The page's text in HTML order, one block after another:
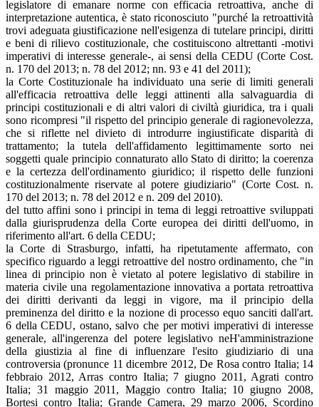
legislatore di emanare norme con efficacia retroattiva, anche di
interpretazione autentica, è stato riconosciuto "purché la retroattività
trovi adeguata giustificazione nell'esigenza di tutelare principi, diritti
e beni di rilievo costituzionale, che costituiscono altrettanti -motivi
imperativi di interesse generale-, ai sensi della CEDU (Corte Cost.
n. 170 del 2013; n. 78 del 2012; nn. 93 e 41 del 2011);
la Corte Costituzionale ha individuato una serie di limiti generali
all'efficacia retroattiva delle leggi attinenti alla salvaguardia di
principi costituzionali e di altri valori di civiltà giuridica, tra i quali
sono ricompresi "il rispetto del principio generale di ragionevolezza,
che si riflette nel divieto di introdurre ingiustificate disparità di
trattamento; la tutela dell'affidamento legittimamente sorto nei
soggetti quale principio connaturato allo Stato di diritto; la coerenza
e la certezza dell'ordinamento giuridico; il rispetto delle funzioni
costituzionalmente riservate al potere giudiziario" (Corte Cost. n.
170 del 2013; n. 78 del 2012 e n. 209 del 2010).
del tutto affini sono i principi in tema di leggi retroattive sviluppati
dalla giurisprudenza della Corte europea dei diritti dell'uomo, in
riferimento all'art. 6 della CEDU;
la Corte di Strasburgo, infatti, ha ripetutamente affermato, con
specifico riguardo a leggi retroattive del nostro ordinamento, che "in
linea di principio non è vietato al potere legislativo di stabilire in
materia civile una regolamentazione innovativa a portata retroattiva
dei diritti derivanti da leggi in vigore, ma il principio della
preminenza del diritto e la nozione di processo equo sanciti dall'art.
6 della CEDU, ostano, salvo che per motivi imperativi di interesse
generale, all'ingerenza del potere legislativo neH'amministrazione
della giustizia al fine di influenzare l'esito giudiziario di una
controversia (pronunce 11 dicembre 2012, De Rosa contro Italia; 14
febbraio 2012, Arras contro Italia; 7 giugno 2011, Agrati contro
Italia; 31 maggio 2011, Maggio contro Italia; 10 giugno 2008,
Bortesi contro Italia; Grande Camera, 29 marzo 2006, Scordino